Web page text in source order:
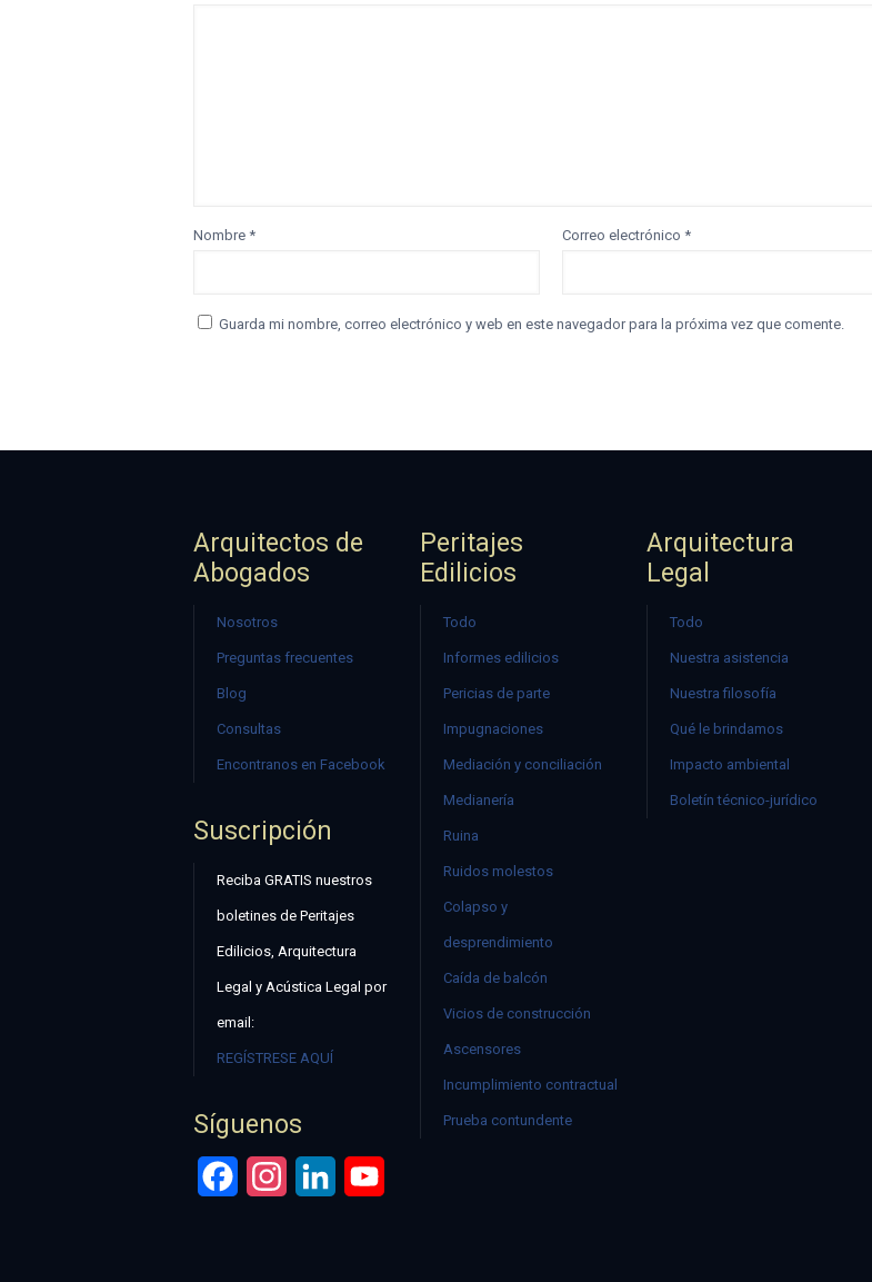
Nombre * Correo electrónico *
Guarda mi nombre, correo electrónico y web en este navegador para la próxima vez que comente.
Arquitectos de
Abogados
Nosotros
Preguntas frecuentes
Blog
Consultas
Encontranos en Facebook
Suscripción
Reciba GRATIS nuestros
boletines de Peritajes
Edilicios, Arquitectura
Legal y Acústica Legal por
email:
REGÍSTRESE AQUÍ
Síguenos
FacebookInstagramLinkedIn
Peritajes
Edilicios
Todo
Informes edilicios
Pericias de parte
Impugnaciones
Mediación y conciliación
Medianería
Ruina
Ruidos molestos
Colapso y
desprendimiento
Caída de balcón
Vicios de construcción
Ascensores
Incumplimiento contractual
Prueba contundente
Arquitectura
Legal
Todo
Nuestra asistencia
Nuestra filosofía
Qué le brindamos
Impacto ambiental
Boletín técnico-jurídico